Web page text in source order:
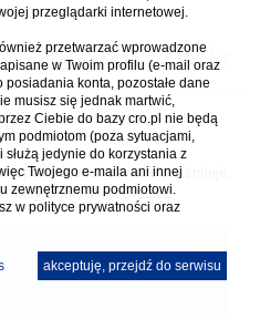
zawsze się śmieje,
trasy Dubrownik- Orebicz
przeglądarki internetowej.
przetwarzać wprowadzone
w Twoim profilu (e-mail oraz
konta, pozostałe dane
musisz się jednak martwić,
Ciebie do bazy cro.pl nie będą
podmiotom (poza sytuacjami,
jedynie do korzystania z
Twojego e-maila ani innej
zewnętrznemu podmiotowi.
w polityce prywatności oraz
akceptuję, przejdź do serwisu